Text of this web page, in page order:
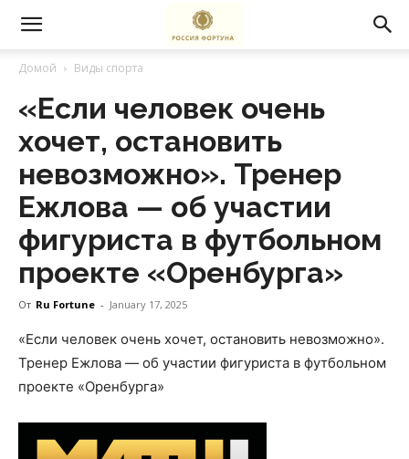
Домой Виды спорта
«Если человек очень
хочет, остановить
невозможно». Тренер
Ежлова — об участии
фигуриста в футбольном
проекте «Оренбурга»
От Ru Fortune - January 17, 2025
«Если человек очень хочет, остановить невозможно».
Тренер Ежлова — об участии фигуриста в футбольном
проекте «Оренбурга»